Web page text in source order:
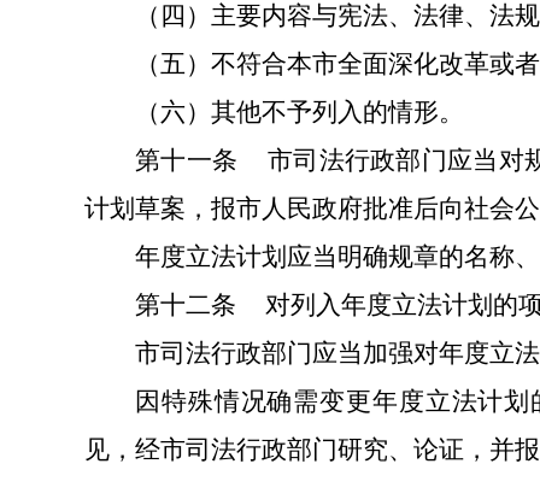
（四）主要内容与宪法、法律、法
（五）不符合本市全面深化改革或
（六）其他不予列入的情形。
第十一条
市司法行政部门应当对
计划草案，报市人民政府批准后向社会
年度立法计划应当明确规章的名称
第十二条
对列入年度立法计划的
市司法行政部门应当加强对年度立
因特殊情况确需变更年度立法计
见，经市司法行政部门研究、论证，并